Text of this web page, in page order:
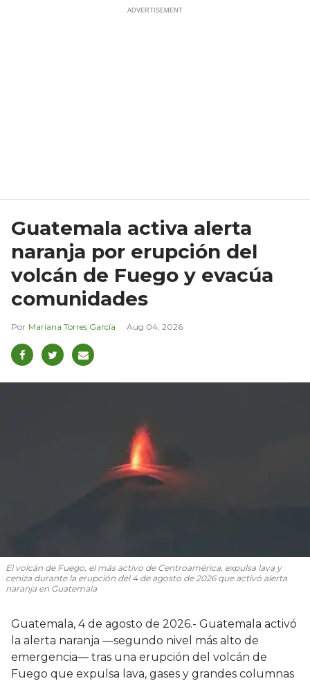
Guatemala activa alerta
naranja por erupción del
volcán de Fuego y evacúa
comunidades
Mariana Torres García Aug 04, 2026
El volcán de Fuego, el más activo de Centroamérica, expulsa lava y
ceniza durante la erupción del 4 de agosto de 2026 que activó alerta
naranja en Guatemala
Guatemala, 4 de agosto de 2026.- Guatemala activó
la alerta naranja —segundo nivel más alto de
emergencia— tras una erupción del volcán de
Fuego que expulsa lava, gases y grandes columnas